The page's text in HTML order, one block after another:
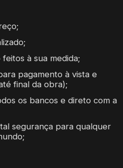
à sua medida;
pagamento à vista e
final da obra);
os bancos e direto com a
segurança para qualquer